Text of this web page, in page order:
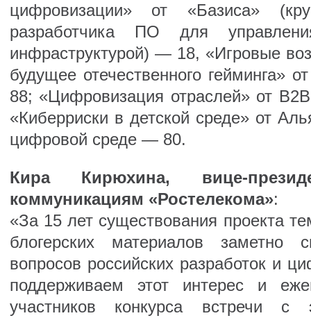
цифровизации» от «Базиса»
разработчика ПО для
инфраструктурой) — 18, «Игровые
будущее отечественного гейминга»
88; «Цифровизация отраслей» от
«Киберриски в детской среде» от
цифровой среде — 80.
Кира Кирюхина, вице-
коммуникациям «Ростелекома»:
«За 15 лет существования проекта
блогерских материалов заметно
вопросов российских разработок и
поддерживаем этот интерес и
участников конкурса встречи с